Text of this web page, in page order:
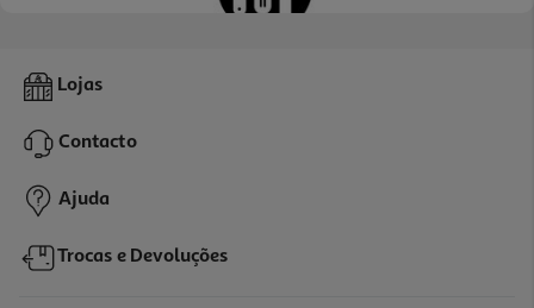
Instalação Placa Gás+forno Eléctrico
76,99 €
Lojas
Contacto
Ajuda
Trocas e Devoluções